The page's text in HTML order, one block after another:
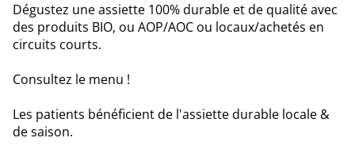
Dégustez une assiette 100% durable et de qualité avec
des produits BIO, ou AOP/AOC ou locaux/achetés en
circuits courts.
Consultez le menu !
Les patients bénéficient de l'assiette durable locale &
de saison.